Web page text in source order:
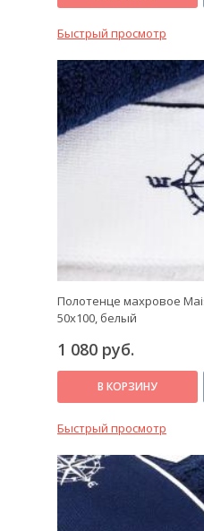
Быстрый просмотр
Полотенце махровое
50х100, белый
1 080 руб.
В КОРЗИНУ
Быстрый просмотр